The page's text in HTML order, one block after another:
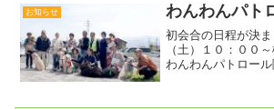
お知らせ わんわんパト
初会合の日程が決
（土）１０：００
わんわんパトロー